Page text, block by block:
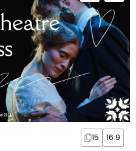
15 16:9